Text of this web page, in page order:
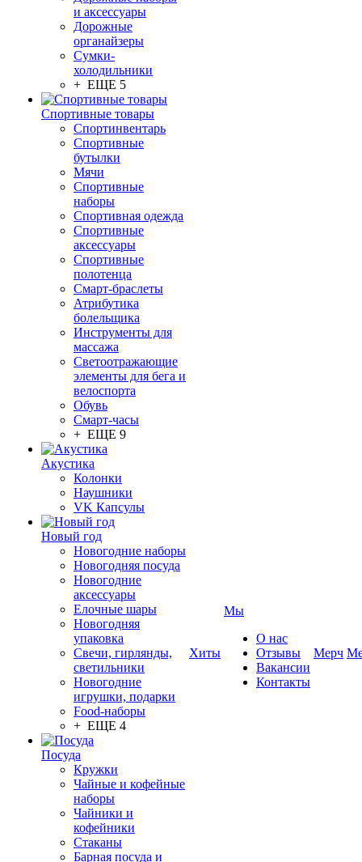
и аксессуары
Дорожные
органайзеры
Сумки-
холодильники
+ ЕЩЕ 5
Спортивные товары
Спортинвентарь
Спортивные
бутылки
Мячи
Спортивные
наборы
Спортивная одежда
Спортивные
аксессуары
Спортивные
полотенца
Смарт-браслеты
Атрибутика
болельщика
Инструменты для
массажа
Светоотражающие
элементы для бега и
велоспорта
Обувь
Смарт-часы
+ ЕЩЕ 9
Акустика
Колонки
Наушники
VK Капсулы
Новый год
Новогодние наборы
Новогодняя посуда
Новогодние
аксессуары
Елочные шары
Новогодняя
упаковка
Свечи, гирлянды,
светильники
Новогодние
игрушки, подарки
Food-наборы
+ ЕЩЕ 4
Посуда
Кружки
Чайные и кофейные
наборы
Чайники и
кофейники
Стаканы
Барная посуда и
Хиты
Мы
О нас
Отзывы
Вакансии
Контакты
Мерч